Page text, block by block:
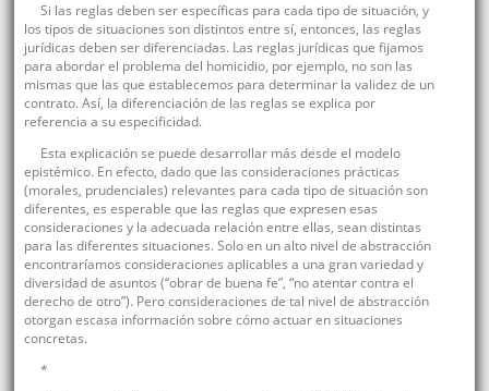
Si las reglas deben ser específicas para cada tipo de situación, y
los tipos de situaciones son distintos entre sí, entonces, las reglas
jurídicas deben ser diferenciadas. Las reglas jurídicas que fijamos
para abordar el problema del homicidio, por ejemplo, no son las
mismas que las que establecemos para determinar la validez de un
contrato. Así, la diferenciación de las reglas se explica por
referencia a su especificidad.
Esta explicación se puede desarrollar más desde el modelo
epistémico. En efecto, dado que las consideraciones prácticas
(morales, prudenciales) relevantes para cada tipo de situación son
diferentes, es esperable que las reglas que expresen esas
consideraciones y la adecuada relación entre ellas, sean distintas
para las diferentes situaciones. Solo en un alto nivel de abstracción
encontraríamos consideraciones aplicables a una gran variedad y
diversidad de asuntos (“obrar de buena fe”, “no atentar contra el
derecho de otro”). Pero consideraciones de tal nivel de abstracción
otorgan escasa información sobre cómo actuar en situaciones
concretas.
*